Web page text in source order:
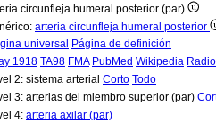
circunfleja humeral posterior (par)
arteria circunfleja humeral posterior
universal Página de definición
1918 TA98 FMA PubMed Wikipedia
2: sistema arterial Corto Todo
3: arterias del miembro superior (par)
4: arteria axilar (par)